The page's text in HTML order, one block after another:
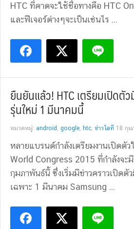
HTC ที่คาดจะใช้ชื่อทางคือ HTC
และฟีเจอร์ต่างๆจะเป็นเช่นไร ...
ยืนยันแล้ว! HTC เตรียมเปิดตั
รุ่นใหม่ 1 มีนาคมนี้
หมวดหมู่: android , google, htc, ข่าวไอที 18 กุม
หลายแบรนด์กำลังเตรียมงานเปิดตัว
World Congress 2015 ที่กำลังจะ
กุมภาพันธ์นี้ ซึ่งเริ่มมีข่าวคราวเปิดตั
เฉพาะ 1 มีนาคม Samsung ...